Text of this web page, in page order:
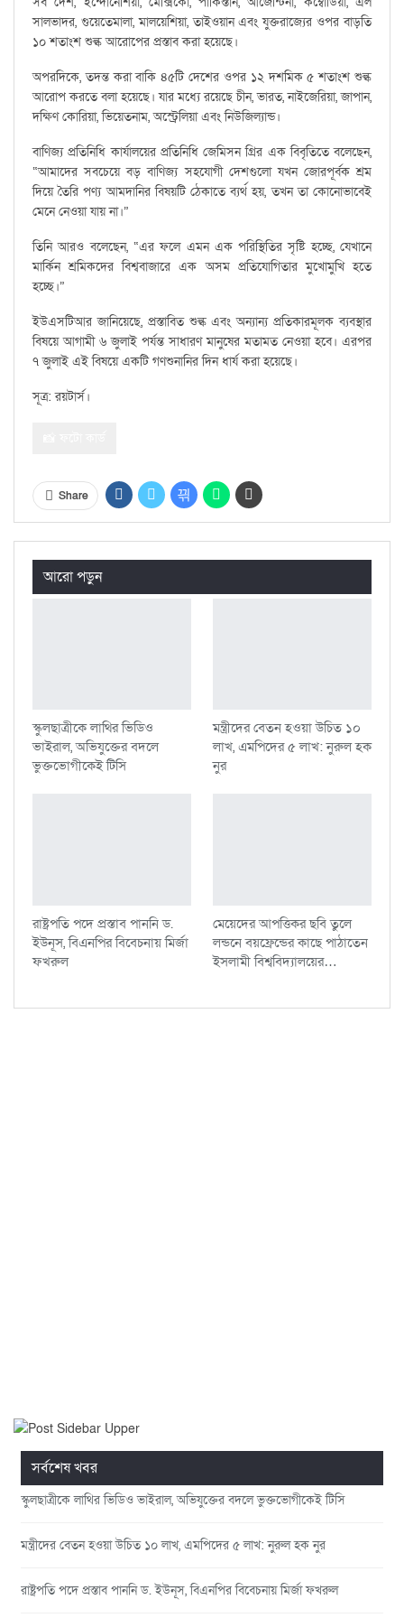
সালভাদর, গুয়েতেমালা, মালয়েশিয়া, তাইওয়ান এবং যুক্তরাজ্যের ওপর বাড়তি
১০ শতাংশ শুল্ক আরোপের প্রস্তাব করা হয়েছে।
অপরদিকে, তদন্ত করা বাকি ৪৫টি দেশের ওপর ১২ দশমিক ৫ শতাংশ শুল্ক
আরোপ করতে বলা হয়েছে। যার মধ্যে রয়েছে চীন, ভারত, নাইজেরিয়া, জাপান,
দক্ষিণ কোরিয়া, ভিয়েতনাম, অস্ট্রেলিয়া এবং নিউজিল্যান্ড।
বাণিজ্য প্রতিনিধি কার্যালয়ের প্রতিনিধি জেমিসন গ্রির এক বিবৃতিতে বলেছেন,
“আমাদের সবচেয়ে বড় বাণিজ্য সহযোগী দেশগুলো যখন জোরপূর্বক শ্রম
দিয়ে তৈরি পণ্য আমদানির বিষয়টি ঠেকাতে ব্যর্থ হয়, তখন তা কোনোভাবেই
মেনে নেওয়া যায় না।”
তিনি আরও বলেছেন, “এর ফলে এমন এক পরিস্থিতির সৃষ্টি হচ্ছে, যেখানে
মার্কিন শ্রমিকদের বিশ্ববাজারে এক অসম প্রতিযোগিতার মুখোমুখি হতে
হচ্ছে।”
ইউএসটিআর জানিয়েছে, প্রস্তাবিত শুল্ক এবং অন্যান্য প্রতিকারমূলক ব্যবস্থার
বিষয়ে আগামী ৬ জুলাই পর্যন্ত সাধারণ মানুষের মতামত নেওয়া হবে। এরপর
৭ জুলাই এই বিষয়ে একটি গণশুনানির দিন ধার্য করা হয়েছে।
সূত্র: রয়টার্স।
Share
আরো পড়ুন
স্কুলছাত্রীকে লাথির ভিডিও
ভাইরাল, অভিযুক্তের বদলে
ভুক্তভোগীকেই টিসি
মন্ত্রীদের বেতন হওয়া উচিত ১০
লাখ, এমপিদের ৫ লাখ: নুরুল হক
নুর
রাষ্ট্রপতি পদে প্রস্তাব পাননি ড.
ইউনূস, বিএনপির বিবেচনায় মির্জা
ফখরুল
মেয়েদের আপত্তিকর ছবি তুলে
লন্ডনে বয়ফ্রেন্ডের কাছে পাঠাতেন
ইসলামী বিশ্ববিদ্যালয়ের…
সর্বশেষ খবর
স্কুলছাত্রীকে লাথির ভিডিও ভাইরাল, অভিযুক্তের বদলে ভুক্তভোগীকেই টিসি
মন্ত্রীদের বেতন হওয়া উচিত ১০ লাখ, এমপিদের ৫ লাখ: নুরুল হক নুর
রাষ্ট্রপতি পদে প্রস্তাব পাননি ড. ইউনূস, বিএনপির বিবেচনায় মির্জা ফখরুল